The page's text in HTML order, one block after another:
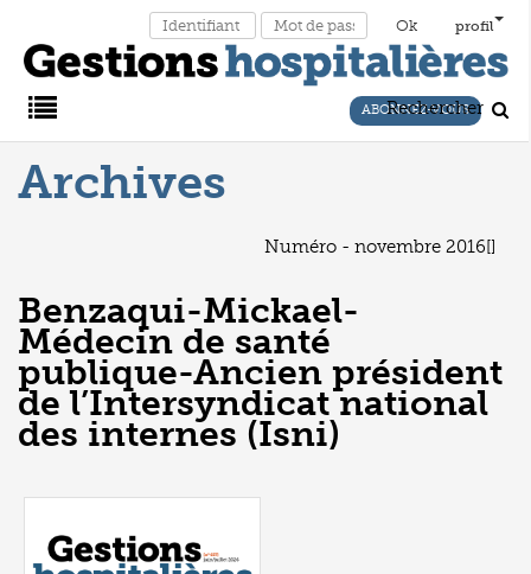
profil
Main
ABONNEZ-VOUS
Rechercher
Archives
Numéro - novembre 2016[]
Benzaqui-Mickael-
Médecin de santé
publique-Ancien président
de l’Intersyndicat national
des internes (Isni)